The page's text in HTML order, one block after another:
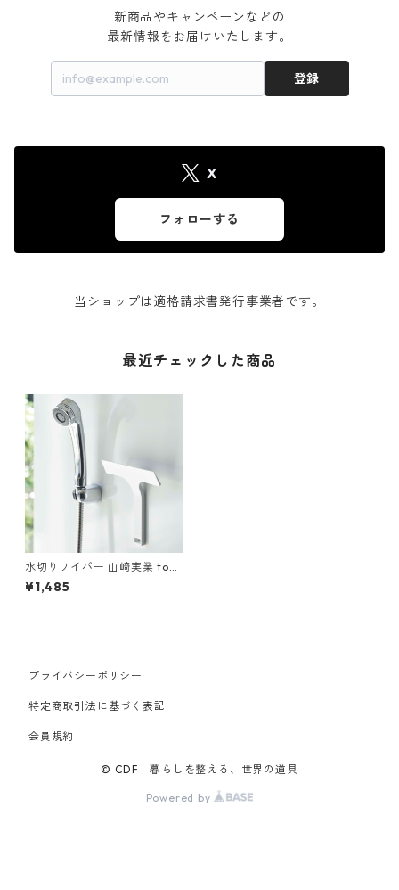
新商品やキャンペーンなどの
最新情報をお届けいたします。
登録
X
フォローする
当ショップは適格請求書発行事業者です。
最近チェックした商品
水切りワイパー 山崎実業 tow
er タワー マグネット水切りワ
イパー S ホワイト
¥1,485
プライバシーポリシー
特定商取引法に基づく表記
会員規約
© CDF 暮らしを整える、世界の道具
Powered by